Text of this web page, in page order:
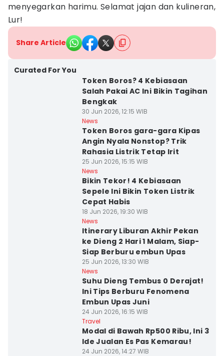
menyegarkan harimu. Selamat jajan dan kulineran,
Lur!
Share Article
Curated For You
Token Boros? 4 Kebiasaan
Salah Pakai AC Ini Bikin Tagihan
Bengkak
30 Jun 2026, 12:15 WIB
News
Token Boros gara-gara Kipas
Angin Nyala Nonstop? Trik
Rahasia Listrik Tetap Irit
25 Jun 2026, 15:15 WIB
News
Bikin Tekor! 4 Kebiasaan
Sepele Ini Bikin Token Listrik
Cepat Habis
18 Jun 2026, 19:30 WIB
News
Itinerary Liburan Akhir Pekan
ke Dieng 2 Hari 1 Malam, Siap-
Siap Berburu embun Upas
25 Jun 2026, 13:30 WIB
News
Suhu Dieng Tembus 0 Derajat!
Ini Tips Berburu Fenomena
Embun Upas Juni
24 Jun 2026, 16:15 WIB
Travel
Modal di Bawah Rp500 Ribu, Ini 3
Ide Jualan Es Pas Kemarau!
24 Jun 2026, 14:27 WIB